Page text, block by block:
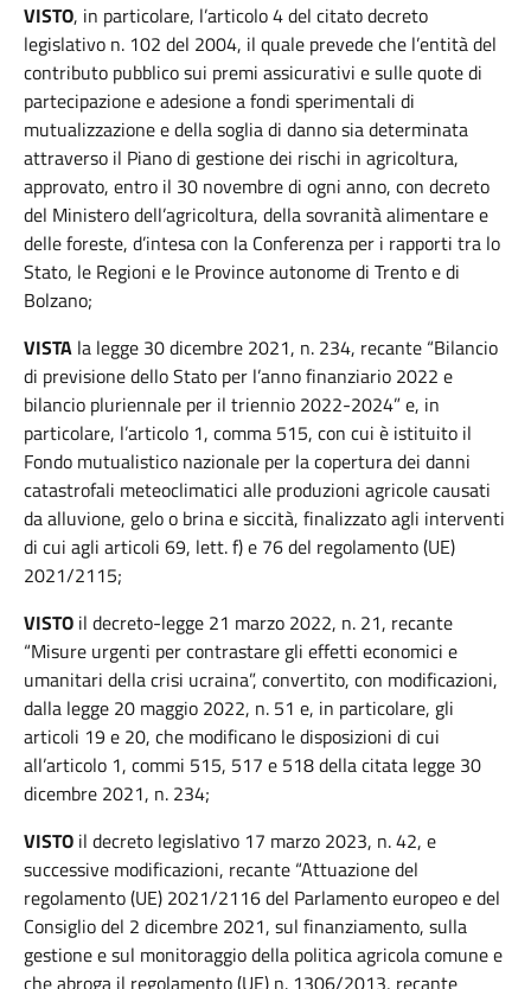
VISTO, in particolare, l’articolo 4 del citato decreto
legislativo n. 102 del 2004, il quale prevede che l’entità del
contributo pubblico sui premi assicurativi e sulle quote di
partecipazione e adesione a fondi sperimentali di
mutualizzazione e della soglia di danno sia determinata
attraverso il Piano di gestione dei rischi in agricoltura,
approvato, entro il 30 novembre di ogni anno, con decreto
del Ministero dell’agricoltura, della sovranità alimentare e
delle foreste, d’intesa con la Conferenza per i rapporti tra lo
Stato, le Regioni e le Province autonome di Trento e di
Bolzano;
VISTA la legge 30 dicembre 2021, n. 234, recante “Bilancio
di previsione dello Stato per l’anno finanziario 2022 e
bilancio pluriennale per il triennio 2022-2024” e, in
particolare, l’articolo 1, comma 515, con cui è istituito il
Fondo mutualistico nazionale per la copertura dei danni
catastrofali meteoclimatici alle produzioni agricole causati
da alluvione, gelo o brina e siccità, finalizzato agli interventi
di cui agli articoli 69, lett. f) e 76 del regolamento (UE)
2021/2115;
VISTO il decreto-legge 21 marzo 2022, n. 21, recante
“Misure urgenti per contrastare gli effetti economici e
umanitari della crisi ucraina”, convertito, con modificazioni,
dalla legge 20 maggio 2022, n. 51 e, in particolare, gli
articoli 19 e 20, che modificano le disposizioni di cui
all’articolo 1, commi 515, 517 e 518 della citata legge 30
dicembre 2021, n. 234;
VISTO il decreto legislativo 17 marzo 2023, n. 42, e
successive modificazioni, recante “Attuazione del
regolamento (UE) 2021/2116 del Parlamento europeo e del
Consiglio del 2 dicembre 2021, sul finanziamento, sulla
gestione e sul monitoraggio della politica agricola comune e
che abroga il regolamento (UE) n. 1306/2013, recante